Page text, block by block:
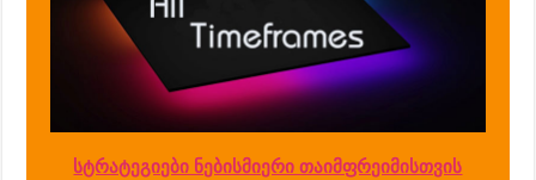
სტრატეგიები ნებისმიერი თაიმფრეიმისთვის